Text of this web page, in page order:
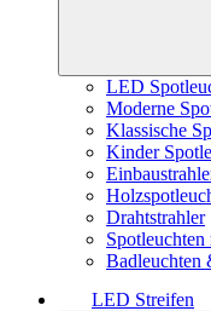
LED
Moderne
Klassische
Kinder
Drahtstrahler
Badleuchten
LED Streifen